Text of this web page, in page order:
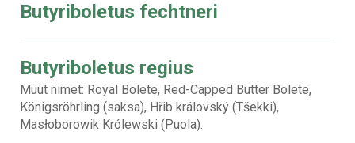
Butyriboletus fechtneri
Butyriboletus regius
Muut nimet: Royal Bolete, Red-Capped Butter Bolete,
Königsröhrling (saksa), Hřib královský (Tšekki),
Masłoborowik Królewski (Puola).